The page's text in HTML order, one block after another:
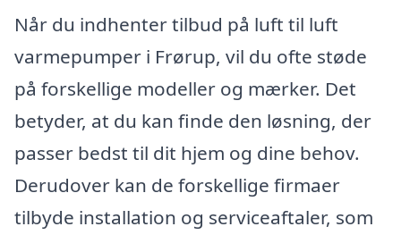
Når du indhenter tilbud på luft til luft
varmepumper i Frørup, vil du ofte støde
på forskellige modeller og mærker. Det
betyder, at du kan finde den løsning, der
passer bedst til dit hjem og dine behov.
Derudover kan de forskellige firmaer
tilbyde installation og serviceaftaler, som